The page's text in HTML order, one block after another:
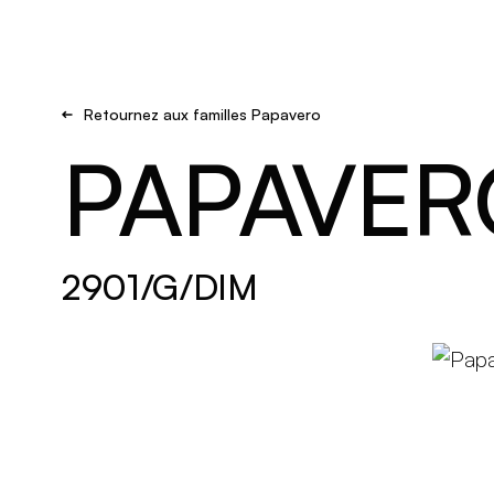
Retournez aux familles Papavero
2901/G/DIM